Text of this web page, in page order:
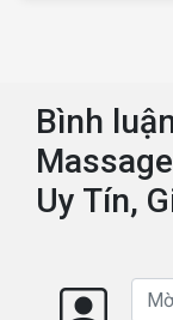
Bình
Uy Tín,